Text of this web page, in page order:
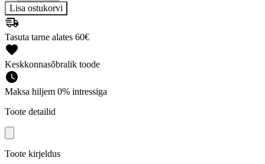
Lisa ostukorvi
Tasuta tarne alates 60€
Keskkonnasõbralik toode
Maksa hiljem 0% intressiga
Toote detailid
Toote kirjeldus